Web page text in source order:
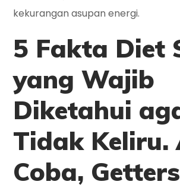
kekurangan asupan energi.
5 Fakta Diet
yang Wajib
Diketahui
Tidak Keliru.
Coba,